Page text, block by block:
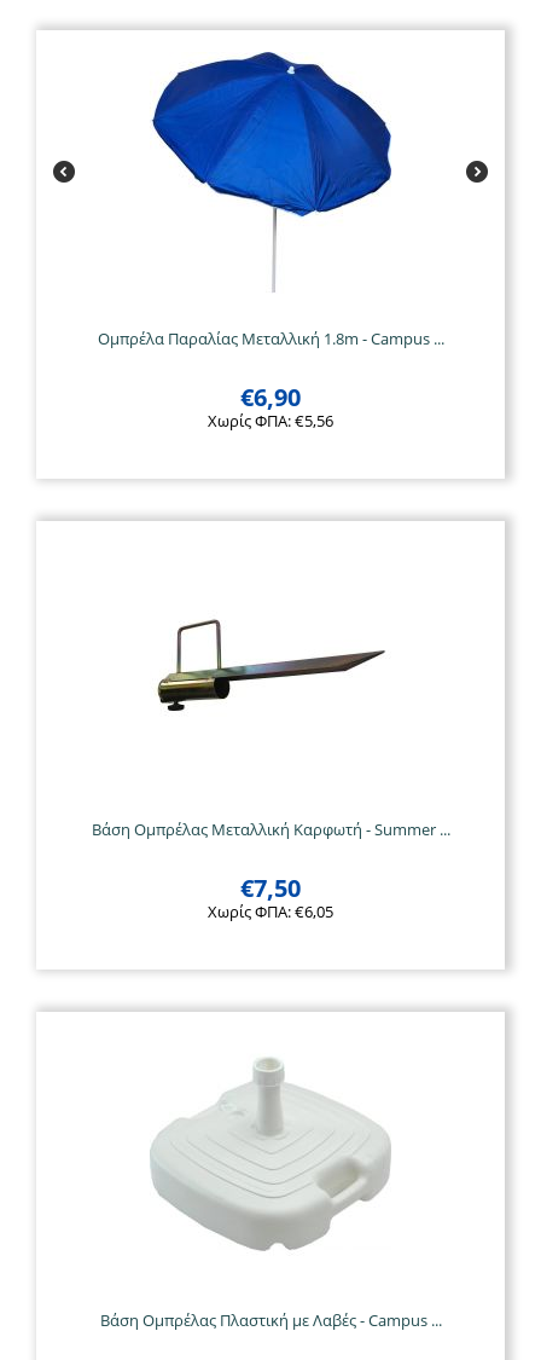
Ομπρέλα Παραλίας Μεταλλική 1.8m - Campus ...
€6,90
Χωρίς ΦΠΑ:€5,56
Βάση Ομπρέλας Μεταλλική Καρφωτή - Summer ...
€7,50
Χωρίς ΦΠΑ:€6,05
Βάση Ομπρέλας Πλαστική με Λαβές - Campus ...